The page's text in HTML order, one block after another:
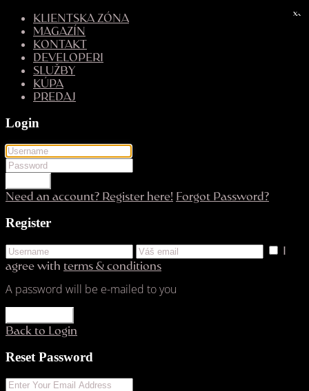
KLIENTSKA ZÓNA
MAGAZÍN
KONTAKT
DEVELOPERI
SLUŽBY
KÚPA
PREDAJ
Login
Need an account? Register here! Forgot Password?
Register
I
agree with terms & conditions
A password will be e-mailed to you
Back to Login
Reset Password
x
x